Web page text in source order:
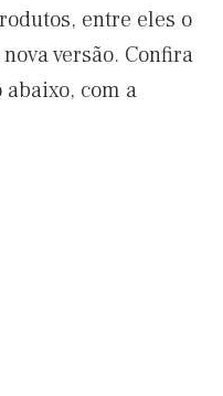
entre eles o
versão. Confira
com a